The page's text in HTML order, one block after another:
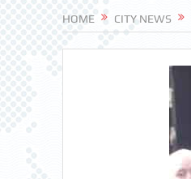
NEWS
HOME CITY NEWS